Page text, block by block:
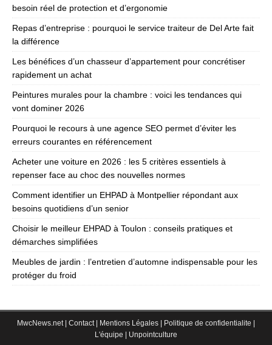
besoin réel de protection et d’ergonomie
Repas d’entreprise : pourquoi le service traiteur de Del Arte fait
la différence
Les bénéfices d’un chasseur d’appartement pour concrétiser
rapidement un achat
Peintures murales pour la chambre : voici les tendances qui
vont dominer 2026
Pourquoi le recours à une agence SEO permet d’éviter les
erreurs courantes en référencement
Acheter une voiture en 2026 : les 5 critères essentiels à
repenser face au choc des nouvelles normes
Comment identifier un EHPAD à Montpellier répondant aux
besoins quotidiens d’un senior
Choisir le meilleur EHPAD à Toulon : conseils pratiques et
démarches simplifiées
Meubles de jardin : l’entretien d’automne indispensable pour les
protéger du froid
MwcNews.net| Contact| Mentions Légales Politique de confidentialite
L'équipe
Unpointculture